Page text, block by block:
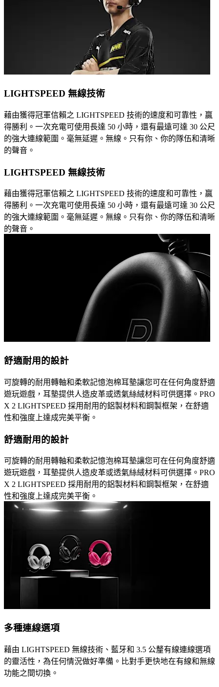
LIGHTSPEED 無線技術
藉由獲得冠軍信賴之 LIGHTSPEED 技術的速度和可靠性，贏
得勝利。一次充電可使用長達 50 小時，還有最遠可達 30 公尺
的強大連線範圍。毫無延遲。無線。只有你、你的隊伍和清晰
的聲音。
LIGHTSPEED 無線技術
藉由獲得冠軍信賴之 LIGHTSPEED 技術的速度和可靠性，贏
得勝利。一次充電可使用長達 50 小時，還有最遠可達 30 公尺
的強大連線範圍。毫無延遲。無線。只有你、你的隊伍和清晰
的聲音。
舒適耐用的設計
可旋轉的耐用轉軸和柔軟記憶泡棉耳墊讓您可在任何角度舒適
遊玩遊戲，耳墊提供人造皮革或透氣絲絨材料可供選擇。PRO
X 2 LIGHTSPEED 採用耐用的鋁製材料和鋼製框架，在舒適
性和強度上達成完美平衡。
舒適耐用的設計
可旋轉的耐用轉軸和柔軟記憶泡棉耳墊讓您可在任何角度舒適
遊玩遊戲，耳墊提供人造皮革或透氣絲絨材料可供選擇。PRO
X 2 LIGHTSPEED 採用耐用的鋁製材料和鋼製框架，在舒適
性和強度上達成完美平衡。
多種連線選項
藉由 LIGHTSPEED 無線技術、藍牙和 3.5 公釐有線連線選項
的靈活性，為任何情況做好準備。比對手更快地在有線和無線
功能之間切換。